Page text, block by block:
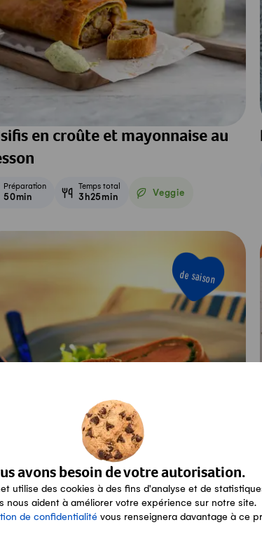
avons besoin de votre autorisation.
utilise des cookies à des fins d'analyse et de
nous aident à améliorer votre expérience sur notre site.
de confidentialité vous renseignera davantage à ce
en croûte et mayonnaise au
Préparation
50min
Temps total
3h25min Veggie
Veggie
de saison
de porc en croûte et sauce au